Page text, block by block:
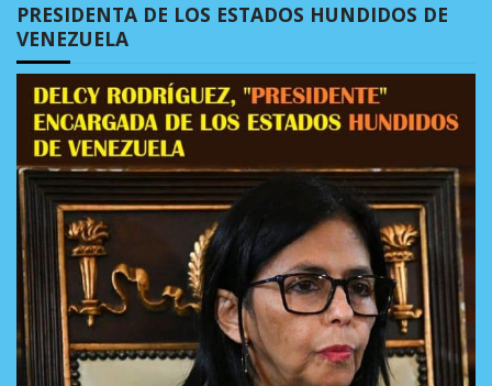
PRESIDENTA DE LOS ESTADOS HUNDIDOS DE
VENEZUELA